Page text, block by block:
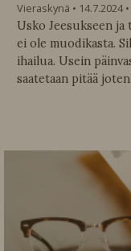
Vieraskynä 14.7.2024
Usko Jeesukseen
ei ole muodikasta.
ihailua. Usein
saatetaan pitää